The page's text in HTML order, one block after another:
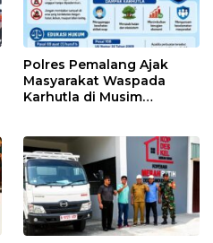
Polres Pemalang Ajak
Masyarakat Waspada
Karhutla di Musim